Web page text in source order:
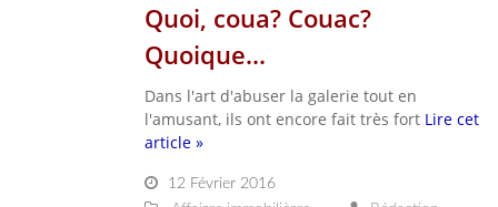
Quoi, coua? Couac?
Quoique...
Dans l'art d'abuser la galerie tout en
l'amusant, ils ont encore fait très fort Lire cet
article »
12 Février 2016